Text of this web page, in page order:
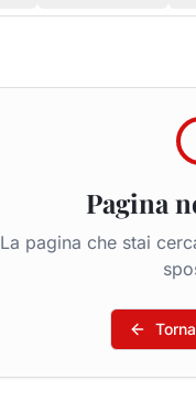
Pagina
La pagina che stai